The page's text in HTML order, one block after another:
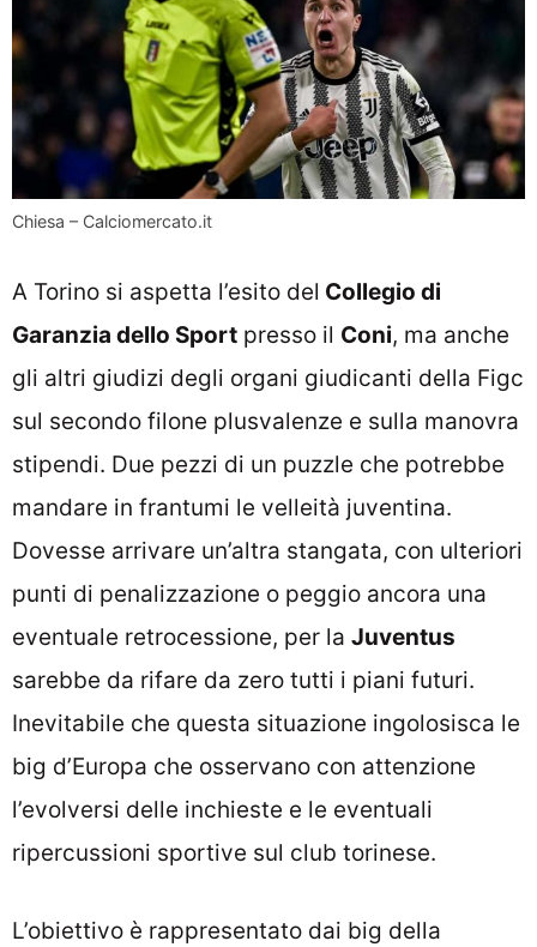
Chiesa – Calciomercato.it
A Torino si aspetta l’esito del Collegio di
Garanzia dello Sport presso il Coni, ma anche
gli altri giudizi degli organi giudicanti della Figc
sul secondo filone plusvalenze e sulla manovra
stipendi. Due pezzi di un puzzle che potrebbe
mandare in frantumi le velleità juventina.
Dovesse arrivare un’altra stangata, con ulteriori
punti di penalizzazione o peggio ancora una
eventuale retrocessione, per la Juventus
sarebbe da rifare da zero tutti i piani futuri.
Inevitabile che questa situazione ingolosisca le
big d’Europa che osservano con attenzione
l’evolversi delle inchieste e le eventuali
ripercussioni sportive sul club torinese.
L’obiettivo è rappresentato dai big della